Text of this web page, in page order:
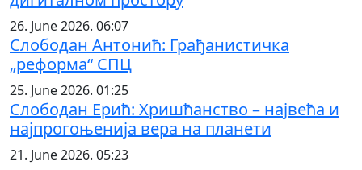
26. June 2026. 06:07
Слободан Антонић: Грађанистичка
„реформа“ СПЦ
25. June 2026. 01:25
Слободан Ерић: Хришћанство – највећа и
најпрогоњенија вера на планети
21. June 2026. 05:23